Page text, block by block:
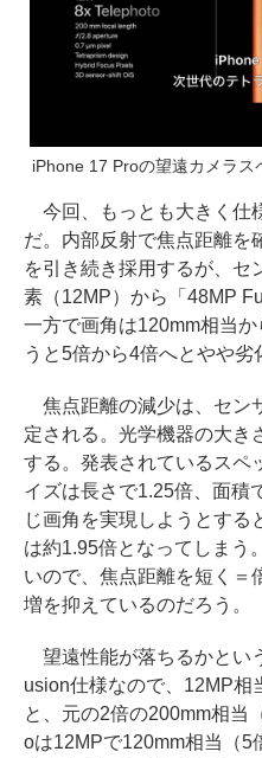
iPhone 17 Proの望遠カメラス
今回、もっとも大きく仕
だ。内部反射で焦点距離を
を引き続き採用するが、セ
素（12MP）から「48MP
一方で画角は120mm相当
うと5倍から4倍へとやや劣
焦点距離の減少は、セン
定される。光学機器の大き
する。発表されているスペ
イズは長さで1.25倍、面積
じ画角を実現しようとする
は約1.95倍となってしまう
いので、焦点距離を短く＝
増を抑えているのだろう。
望遠性能が落ちるかとい
usion仕様なので、12MP相
と、元の2倍の200mm相当
oは12MPで120mm相当（5